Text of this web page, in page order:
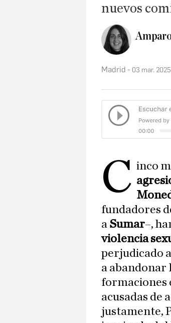
nuevos
Madrid 03 mar.
C inco
fundadores
a Sumar–,
violencia
perjudicado
a abandonar
formaciones
acusadas de
justamente,